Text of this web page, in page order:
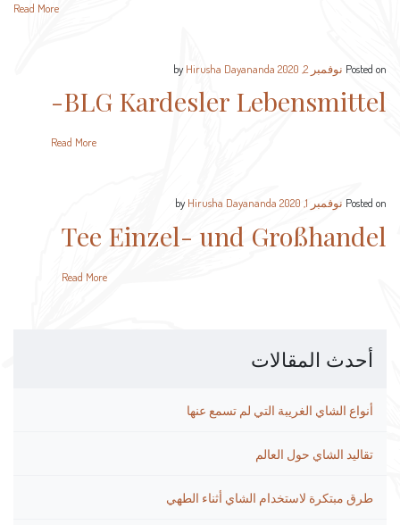
Read More
Posted on نوفمبر 2, 2020 Hirusha Dayananda
BLG Kardesler Lebensmittel-
Read More
Posted on نوفمبر 1, 2020 Hirusha Dayananda
Tee Einzel- und Großhandel
Read More
أحدث المقالات
أنواع الشاي الغريبة التي لم تسمع عنها
تقاليد الشاي حول العالم
طرق مبتكرة لاستخدام الشاي أثناء الطهي